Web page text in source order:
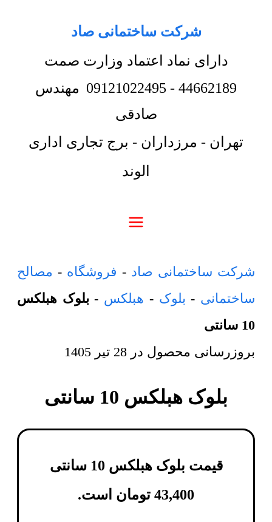
شرکت ساختمانی صاد
دارای نماد اعتماد وزارت صمت
44662189
-
09121022495 مهندس
صادقی
تهران - مرزداران - برج تجاری اداری
الوند
شرکت ساختمانی صاد - فروشگاه - مصالح
ساختمانی - بلوک - هبلکس -بلوک هبلکس
10 سانتی
بروزرسانی محصول در 28 تیر 1405
بلوک هبلکس 10 سانتی
قیمت بلوک هبلکس 10 سانتی
43,400 تومان است.